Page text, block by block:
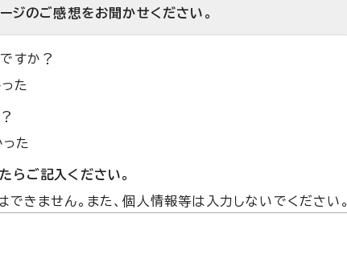
ジのご感想をお聞かせください。
すか？
た
た
らご記入ください。
きません。また、個人情報等は入力しないでください。